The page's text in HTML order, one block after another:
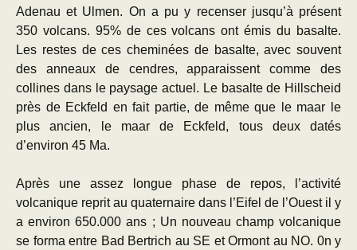
Adenau et Ulmen. On a pu y recenser jusqu’à présent
350 volcans. 95% de ces volcans ont émis du basalte.
Les restes de ces cheminées de basalte, avec souvent
des anneaux de cendres, apparaissent comme des
collines dans le paysage actuel. Le basalte de Hillscheid
près de Eckfeld en fait partie, de même que le maar le
plus ancien, le maar de Eckfeld, tous deux datés
d’environ 45 Ma.
Après une assez longue phase de repos, l’activité
volcanique reprit au quaternaire dans l’Eifel de l’Ouest il y
a environ 650.000 ans ; Un nouveau champ volcanique
se forma entre Bad Bertrich au SE et Ormont au NO. 0n y